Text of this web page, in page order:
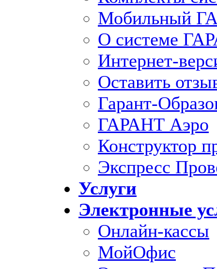
Мобильный
О системе
Интернет-
Оставить
Гарант-
ГАРАНТ Аэро
Конструктор
Экспресс
Услуги
Электронные
Онлайн-кассы
МойОфис